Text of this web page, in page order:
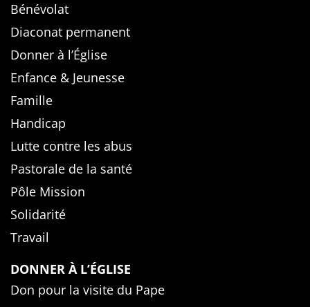
Bénévolat
Diaconat permanent
Donner à l’Église
Enfance & Jeunesse
Famille
Handicap
Lutte contre les abus
Pastorale de la santé
Pôle Mission
Solidarité
Travail
DONNER À L’ÉGLISE
Don pour la visite du Pape